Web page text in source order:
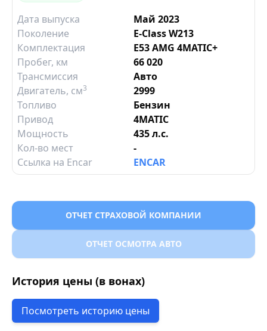
Дата выпуска
Май 2023
Поколение
E-Class W213
Комплектация
E53 AMG 4MATIC+
Пробег, км
66 020
Трансмиссия
Авто
Двигатель, см3
2999
Топливо
Бензин
Привод
4MATIC
Мощность
435 л.с.
Кол-во мест
-
Ссылка на Encar
ENCAR
ОТЧЕТ СТРАХОВОЙ КОМПАНИИ
ОТЧЕТ ОСМОТРА АВТО
История цены (в вонах)
Посмотреть историю цены